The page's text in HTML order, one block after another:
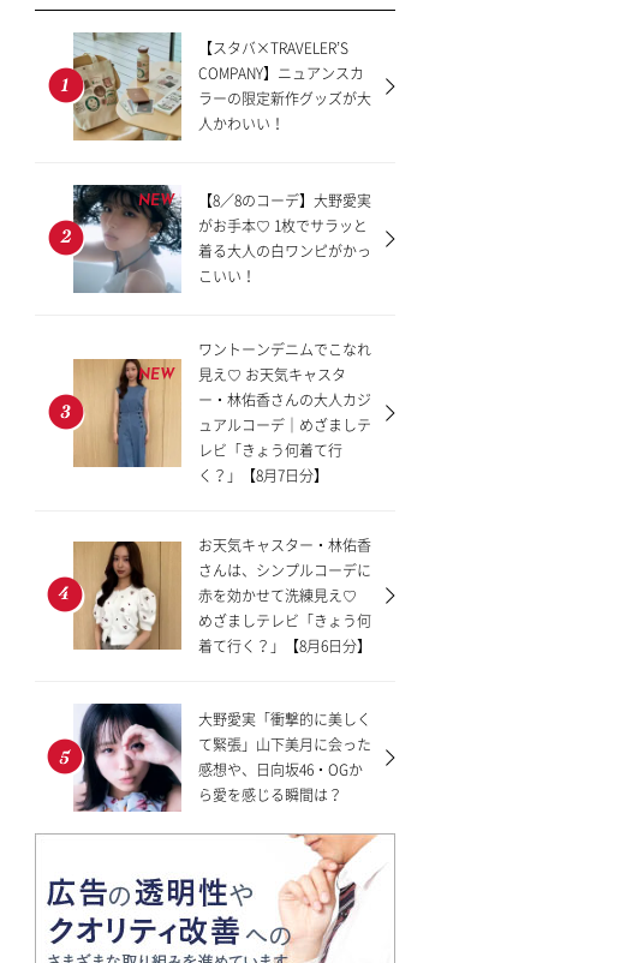
【スタバ×TRAVELER’S
COMPANY】ニュアンスカ
ラーの限定新作グッズが大
人かわいい！
NEW
【8／8のコーデ】大野愛実
がお手本♡ 1枚でサラッと
着る大人の白ワンピがかっ
こいい！
NEW
ワントーンデニムでこなれ
見え♡ お天気キャスタ
ー・林佑香さんの大人カジ
ュアルコーデ｜めざましテ
レビ「きょう何着て行
く？」【8月7日分】
お天気キャスター・林佑香
さんは、シンプルコーデに
赤を効かせて洗練見え♡
めざましテレビ「きょう何
着て行く？」【8月6日分】
大野愛実「衝撃的に美しく
て緊張」山下美月に会った
感想や、日向坂46・OGか
ら愛を感じる瞬間は？